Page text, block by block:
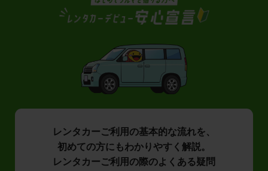
レンタカーご利用の基本的な流れを、
初めての方にもわかりやすく解説。
レンタカーご利用の際のよくある疑問